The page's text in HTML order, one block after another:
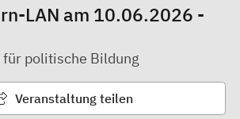
LAN am 10.06.2026 -
politische Bildung
Veranstaltung teilen